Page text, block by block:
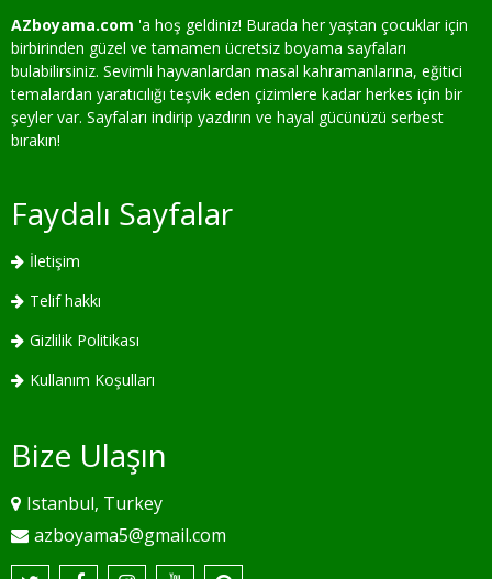
AZboyama.com 'a hoş geldiniz! Burada her yaştan çocuklar için
birbirinden güzel ve tamamen ücretsiz boyama sayfaları
bulabilirsiniz. Sevimli hayvanlardan masal kahramanlarına, eğitici
temalardan yaratıcılığı teşvik eden çizimlere kadar herkes için bir
şeyler var. Sayfaları indirip yazdırın ve hayal gücünüzü serbest
bırakın!
Faydalı Sayfalar
İletişim
Telif hakkı
Gizlilik Politikası
Kullanım Koşulları
Bize Ulaşın
Istanbul, Turkey
azboyama5@gmail.com